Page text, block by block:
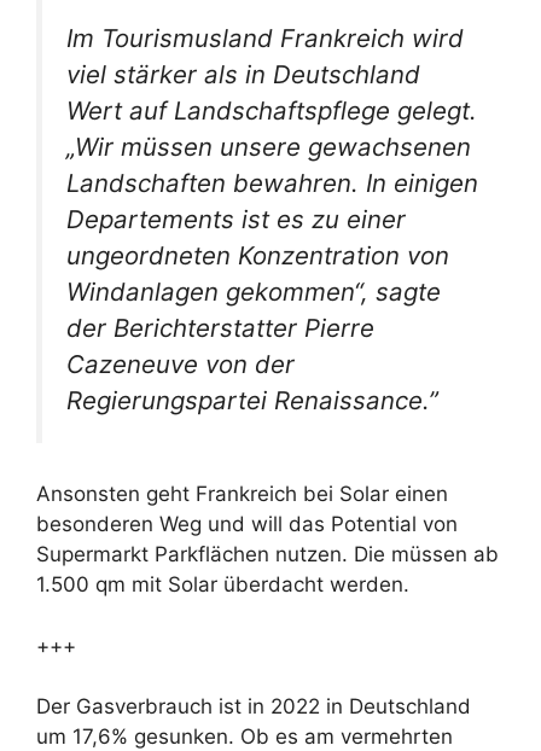
Im Tourismusland Frankreich wird
viel stärker als in Deutschland
Wert auf Landschaftspflege gelegt.
„Wir müssen unsere gewachsenen
Landschaften bewahren. In einigen
Departements ist es zu einer
ungeordneten Konzentration von
Windanlagen gekommen“, sagte
der Berichterstatter Pierre
Cazeneuve von der
Regierungspartei Renaissance.”
Ansonsten geht Frankreich bei Solar einen
besonderen Weg und will das Potential von
Supermarkt Parkflächen nutzen. Die müssen ab
1.500 qm mit Solar überdacht werden.
+++
Der Gasverbrauch ist in 2022 in Deutschland
um 17,6% gesunken. Ob es am vermehrten